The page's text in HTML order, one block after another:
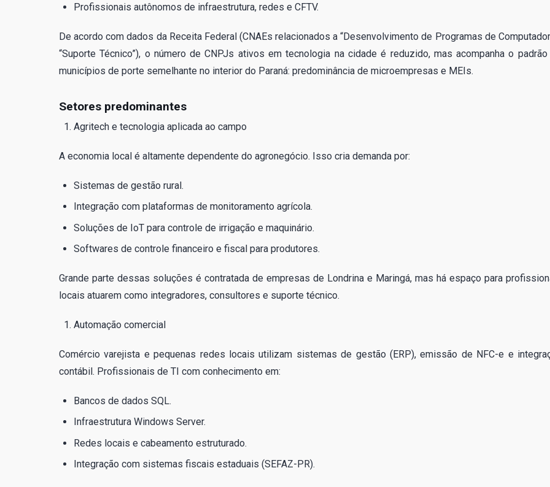
Profissionais autônomos de infraestrutura, redes e CFTV.
De acordo com dados da Receita Federal (CNAEs relacionados a “Desenvolvimento de Programas de
“Suporte Técnico”), o número de CNPJs ativos em tecnologia na cidade é reduzido, mas acompanha o
municípios de porte semelhante no interior do Paraná: predominância de microempresas e MEIs.
Setores predominantes
Agritech e tecnologia aplicada ao campo
A economia local é altamente dependente do agronegócio. Isso cria demanda por:
Sistemas de gestão rural.
Integração com plataformas de monitoramento agrícola.
Soluções de IoT para controle de irrigação e maquinário.
Softwares de controle financeiro e fiscal para produtores.
Grande parte dessas soluções é contratada de empresas de Londrina e Maringá, mas há espaço para
locais atuarem como integradores, consultores e suporte técnico.
Automação comercial
Comércio varejista e pequenas redes locais utilizam sistemas de gestão (ERP), emissão de NFC-e e
contábil. Profissionais de TI com conhecimento em:
Bancos de dados SQL.
Infraestrutura Windows Server.
Redes locais e cabeamento estruturado.
Integração com sistemas fiscais estaduais (SEFAZ-PR).